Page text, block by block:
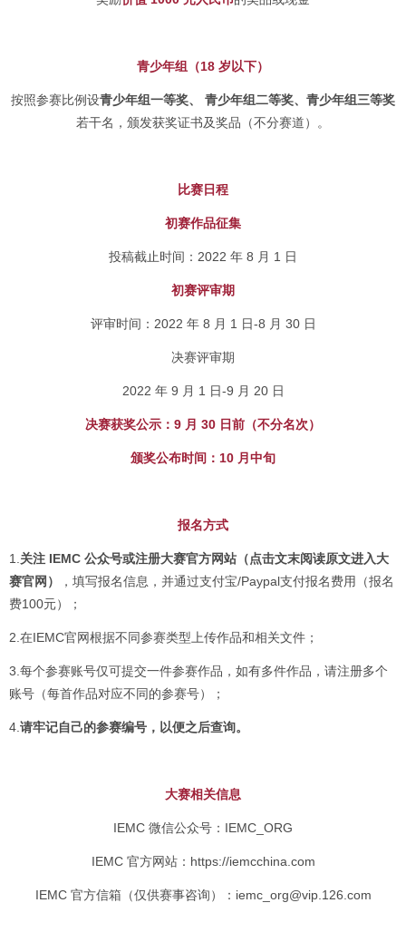
青少年组（18 岁以下）
按照参赛比例设青少年组一等奖、 青少年组二等奖、青少年组三等奖
若干名，颁发获奖证书及奖品（不分赛道）。
比赛日程
初赛作品征集
投稿截止时间：2022 年 8 月 1 日
初赛评审期
评审时间：2022 年 8 月 1 日-8 月 30 日
决赛评审期
2022 年 9 月 1 日-9 月 20 日
决赛获奖公示：9 月 30 日前（不分名次）
颁奖公布时间：10 月中旬
报名方式
1. 关注 IEMC 公众号或注册大赛官方网站（点击文末阅读原文进入大
赛官网）
，填写报名信息，并通过支付宝/Paypal支付报名费用（报名
费100元）；
2.在IEMC官网根据不同参赛类型上传作品和相关文件；
3.每个参赛账号仅可提交一件参赛作品，如有多件作品，请注册多个
账号（每首作品对应不同的参赛号）；
4. 请牢记自己的参赛编号，以便之后查询。
大赛相关信息
IEMC 微信公众号：IEMC_ORG
IEMC 官方网站：https://iemcchina.com
IEMC 官方信箱（仅供赛事咨询）：iemc_org@vip.126.com